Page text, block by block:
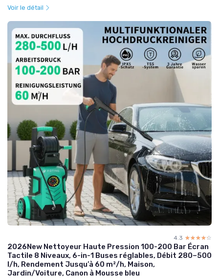
Voir le détail
4.3 ☆☆☆☆☆
★★★★★
2026New Nettoyeur Haute Pression 100-200 Bar Écran
Tactile 8 Niveaux, 6-in-1 Buses réglables, Débit 280–500
l/h, Rendement Jusqu’à 60 m²/h, Maison,
Jardin/Voiture, Canon à Mousse bleu